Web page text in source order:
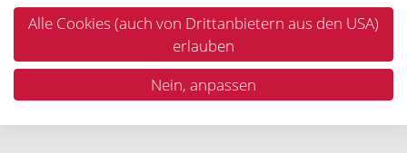
Dann dürfen wir Sie vielleicht schon bald als
neuen Mitarbeiter begrüßen. Wenn gerade nichts
unseren Stellenangeboten
dabei ist, freuen wir uns auf Ihre
Initiativbewerbung!
Alle Cookies (auch von Drittanbietern aus den USA)
erlauben
Nein, anpassen